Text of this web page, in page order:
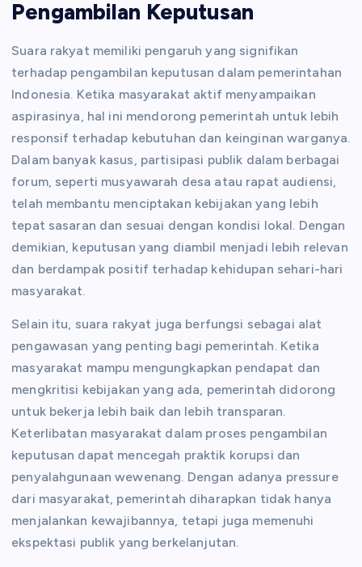
Pengambilan Keputusan
Suara rakyat memiliki pengaruh yang signifikan
terhadap pengambilan keputusan dalam pemerintahan
Indonesia. Ketika masyarakat aktif menyampaikan
aspirasinya, hal ini mendorong pemerintah untuk lebih
responsif terhadap kebutuhan dan keinginan warganya.
Dalam banyak kasus, partisipasi publik dalam berbagai
forum, seperti musyawarah desa atau rapat audiensi,
telah membantu menciptakan kebijakan yang lebih
tepat sasaran dan sesuai dengan kondisi lokal. Dengan
demikian, keputusan yang diambil menjadi lebih relevan
dan berdampak positif terhadap kehidupan sehari-hari
masyarakat.
Selain itu, suara rakyat juga berfungsi sebagai alat
pengawasan yang penting bagi pemerintah. Ketika
masyarakat mampu mengungkapkan pendapat dan
mengkritisi kebijakan yang ada, pemerintah didorong
untuk bekerja lebih baik dan lebih transparan.
Keterlibatan masyarakat dalam proses pengambilan
keputusan dapat mencegah praktik korupsi dan
penyalahgunaan wewenang. Dengan adanya pressure
dari masyarakat, pemerintah diharapkan tidak hanya
menjalankan kewajibannya, tetapi juga memenuhi
ekspektasi publik yang berkelanjutan.